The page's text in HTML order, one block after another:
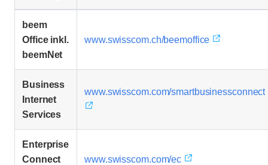
beem
Office inkl.
beemNet
www.swisscom.ch/beemoffice
Business
Internet
Services
www.swisscom.com/smartbusinessconnect
Enterprise
Connect
www.swisscom.com/ec